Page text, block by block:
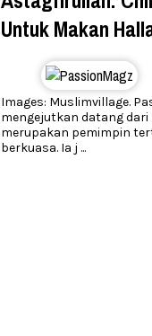
Untuk Makan
Images: Muslimvillage.
mengejutkan datang dari
merupakan pemimpin
berkuasa. Ia j ...